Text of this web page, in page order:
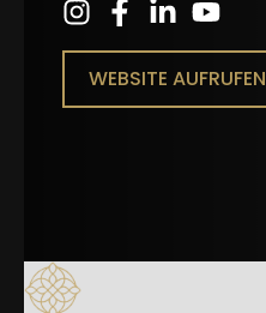
WEBSITE AUFRUFEN